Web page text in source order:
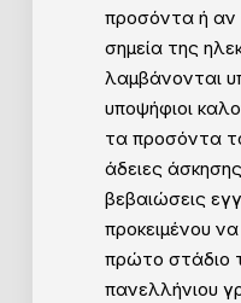
προσόντα ή
σημεία της
λαμβάνονται
υποψήφιοι
τα προσόντα
άδειες
βεβαιώσεις
προκειμένου
πρώτο στάδιο
πανελλήνιου